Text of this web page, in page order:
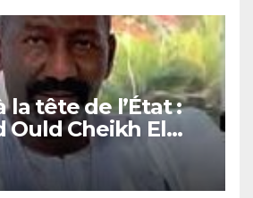
la tête de l’État :
Ould Cheikh El
face au verdict de